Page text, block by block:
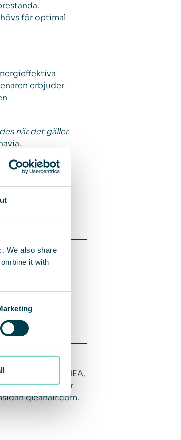
We also share
it with
för optimal
erbjuder
när det gäller
i två
Bolagets
lösningar är
är EMEA,
North Premier
qleanair.com.